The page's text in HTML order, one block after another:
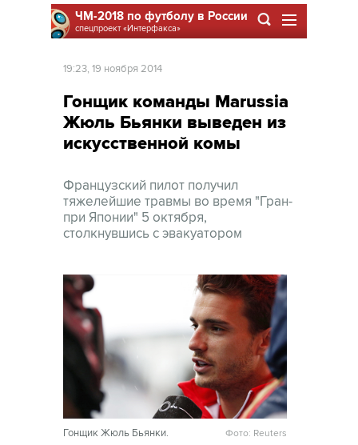
ЧМ-2018 по футболу в России
спецпроект«Интерфакса»
19:23, 19 ноября 2014
Гонщик команды Marussia
Жюль Бьянки выведен из
искусственной комы
Французский пилот получил
тяжелейшие травмы во время "Гран-
при Японии" 5 октября,
столкнувшись с эвакуатором
Гонщик Жюль Бьянки. Фото: Reuters